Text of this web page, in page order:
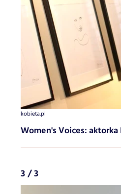
kobieta.pl
Women's Voices:
3 / 3